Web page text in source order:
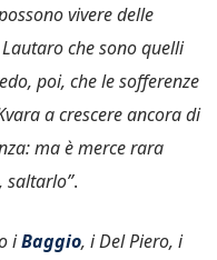
vivere delle
che sono quelli
poi, che le sofferenze
a crescere ancora di
ma è merce rara
saltarlo”.
iBaggio, i Del Piero, i